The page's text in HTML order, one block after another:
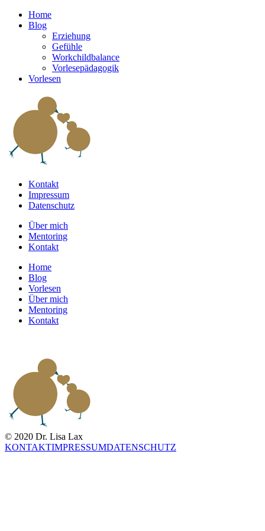
Home
Blog
Erziehung
Gefühle
Workchildbalance
Vorlesepädagogik
Vorlesen
Kontakt
Impressum
Datenschutz
Über mich
Mentoring
Kontakt
Home
Blog
Vorlesen
Über mich
Mentoring
Kontakt
© 2020 Dr. Lisa Lax
KONTAKTIMPRESSUMDATENSCHUTZ